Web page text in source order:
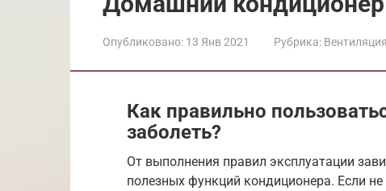
Опубликовано: 13 Янв 2021 Рубрика: Вентиляция
Как правильно
заболеть?
От выполнения правил эксплуатации
полезных функций кондиционера. Если